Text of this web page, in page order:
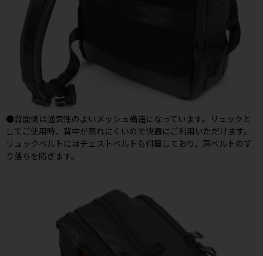
●背面側は通気性のよいメッシュ構造になっています。リュックと
してご使用時、背中が蒸れにくいので快適にご利用いただけます。
リュックベルトにはチェストベルトも付属しており、肩ベルトのず
り落ちを防ぎます。